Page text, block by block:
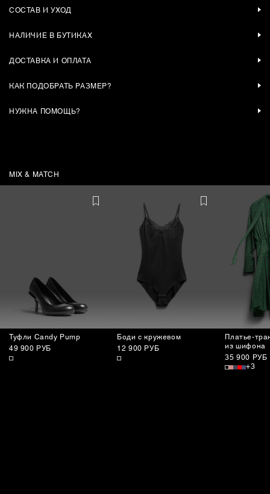
СОСТАВ И УХОД
НАЛИЧИЕ В БУТИКАХ
ДОСТАВКА И ОПЛАТА
КАК ПОДОБРАТЬ РАЗМЕР?
НУЖНА ПОМОЩЬ?
MIX & MATCH
Туфли Candy Pump
49 900 РУБ
Боди с кружевом
12 900 РУБ
Платье-
из шифона
35 900 РУБ
+3